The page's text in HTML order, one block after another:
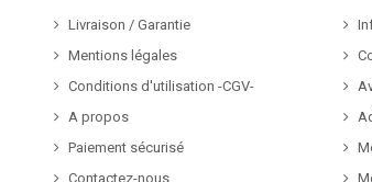
Livraison / Garantie
Mentions légales
Conditions d'utilisation -CGV-
A propos
Paiement sécurisé
Contactez-nous